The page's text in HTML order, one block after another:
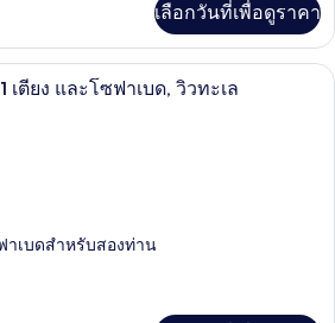
เลือกวันที่เพื่อดูราคา
ห้องซูพีเรีย, เตียงคิงไซส์ 1 เตียง และ
เตียง และโซฟาเบด, วิวทะเล
าเบดสำหรับสองท่าน